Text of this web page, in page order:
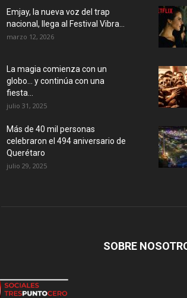
Emjay, la nueva voz del trap
nacional, llega al Festival Vibra...
marzo 12, 2026
La magia comienza con un
globo… y continúa con una
fiesta...
julio 31, 2025
Más de 40 mil personas
celebraron el 494 aniversario de
Querétaro
julio 29, 2025
SOBRE